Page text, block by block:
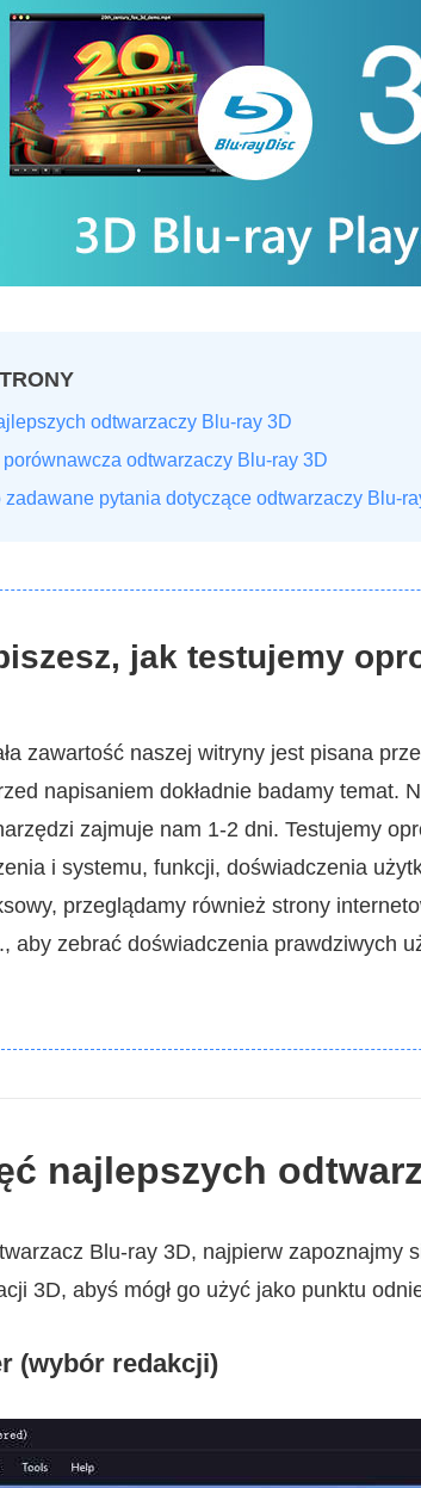
odtwarzaczy Blu-ray 3D
odtwarzaczy Blu-ray 3D
zadawane pytania dotyczące odtwarzaczy Blu-
jak testujemy
zawartość naszej witryny jest pisana
napisaniem dokładnie badamy temat.
zajmuje nam 1-2 dni. Testujemy
i systemu, funkcji, doświadczenia
przeglądamy również strony
aby zebrać doświadczenia prawdziwych
najlepszych
Blu-ray 3D, najpierw zapoznajmy
3D, abyś mógł go użyć jako punktu
(wybór redakcji)